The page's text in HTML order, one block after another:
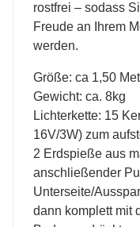
rostfrei – sodass
Freude an Ihrem
werden.
Größe: ca 1,50
Gewicht: ca. 8kg
Lichterkette: 15
16V/3W) zum
2 Erdspieße aus
anschließender
Unterseite/
dann komplett mit